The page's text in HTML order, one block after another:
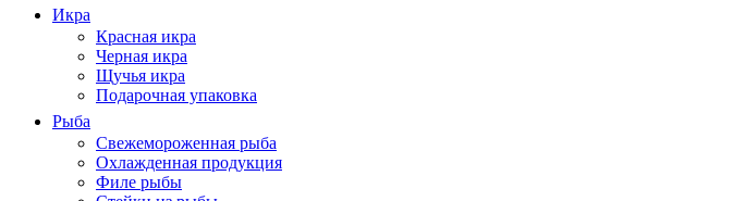
Икра
Красная икра
Черная икра
Щучья икра
Подарочная упаковка
Рыба
Свежемороженная рыба
Охлажденная продукция
Филе рыбы